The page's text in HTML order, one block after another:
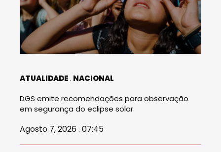
ATUALIDADE NACIONAL
DGS emite recomendações para observação
em segurança do eclipse solar
Agosto 7, 2026 . 07:45